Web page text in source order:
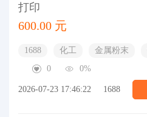
打印
600.00 元
1688 化工 金属粉末
0
0%
2026-07-23 17:46:22 1688